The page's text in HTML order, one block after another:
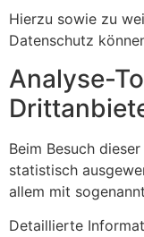
Hierzu sowie zu
Datenschutz
Analyse-
Beim Besuch
statistisch
allem mit
Detaillierte